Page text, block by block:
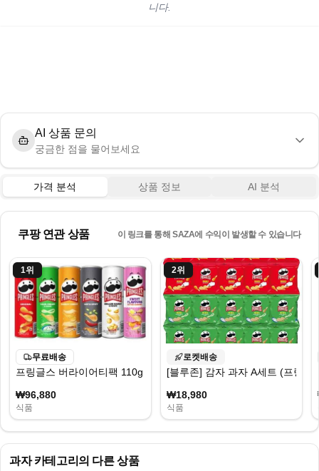
니다.
AI 상품 문의
궁금한 점을 물어보세요
가격 분석 상품 정보 AI 분석
쿠팡 연관 상품 이 링크를 통해 SAZA에 수익이 발생할 수 있습니다
1위
무료배송
프링글스 버라이어티팩 110g x 6종 세트, 660g, 8세트
₩96,880
식품
2위
로켓배송
[블루존] 감자 과자 A세트 (프링
₩18,980
식품
과자카테고리의 다른 상품